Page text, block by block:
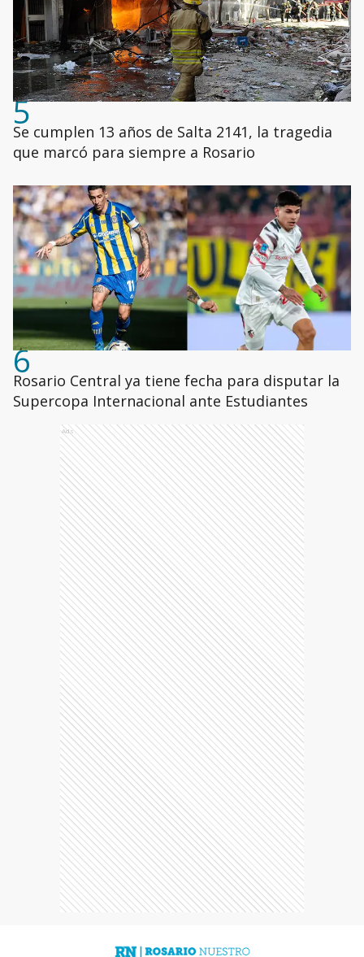
5
Se cumplen 13 años de Salta 2141, la tragedia
que marcó para siempre a Rosario
6
Rosario Central ya tiene fecha para disputar la
Supercopa Internacional ante Estudiantes
Ads